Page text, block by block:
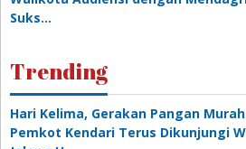
Suks…
Trending
Hari Kelima, Gerakan Pangan Murah
Pemkot Kendari Terus Dikunjungi